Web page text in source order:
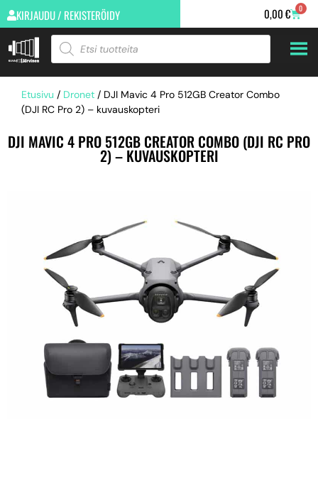
KIRJAUDU / REKISTERÖIDY 0,00€ 0
Etusivu / Dronet / DJI Mavic 4 Pro 512GB Creator Combo
(DJI RC Pro 2) – kuvauskopteri
DJI MAVIC 4 PRO 512GB CREATOR COMBO (DJI RC PRO
2) – KUVAUSKOPTERI